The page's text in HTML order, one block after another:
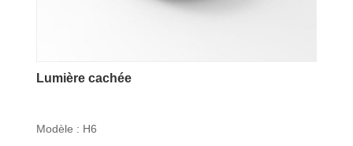
Lumière cachée
Modèle : H6